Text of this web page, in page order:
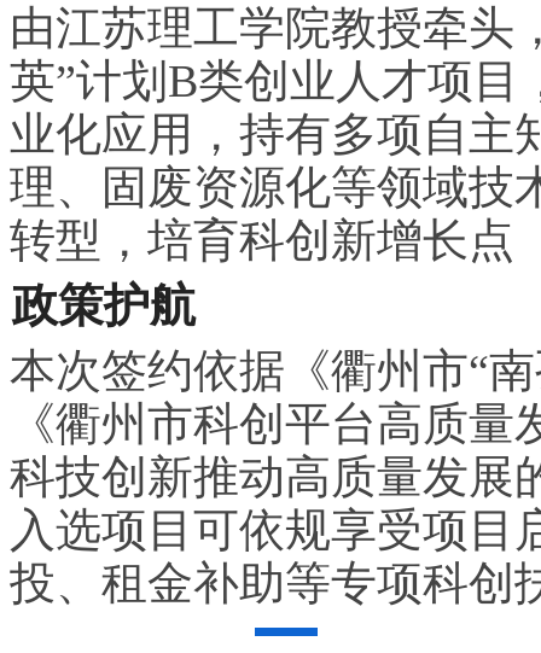
由江苏理工学院教授牵头
英”计划B类创业人才项
业化应用，持有多项自主
理、固废资源化等领域技
转型，培育科创新增长点
政策护航
本次签约依据《衢州市“
《衢州市科创平台高质
科技创新推动高质量发展
入选项目可依规享受项目
投、租金补助等专项科创